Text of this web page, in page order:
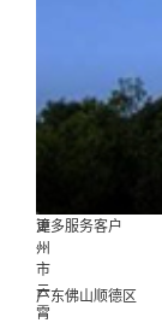
漳
州
市
云
霄
更多服务客户
...
广东佛山顺德区